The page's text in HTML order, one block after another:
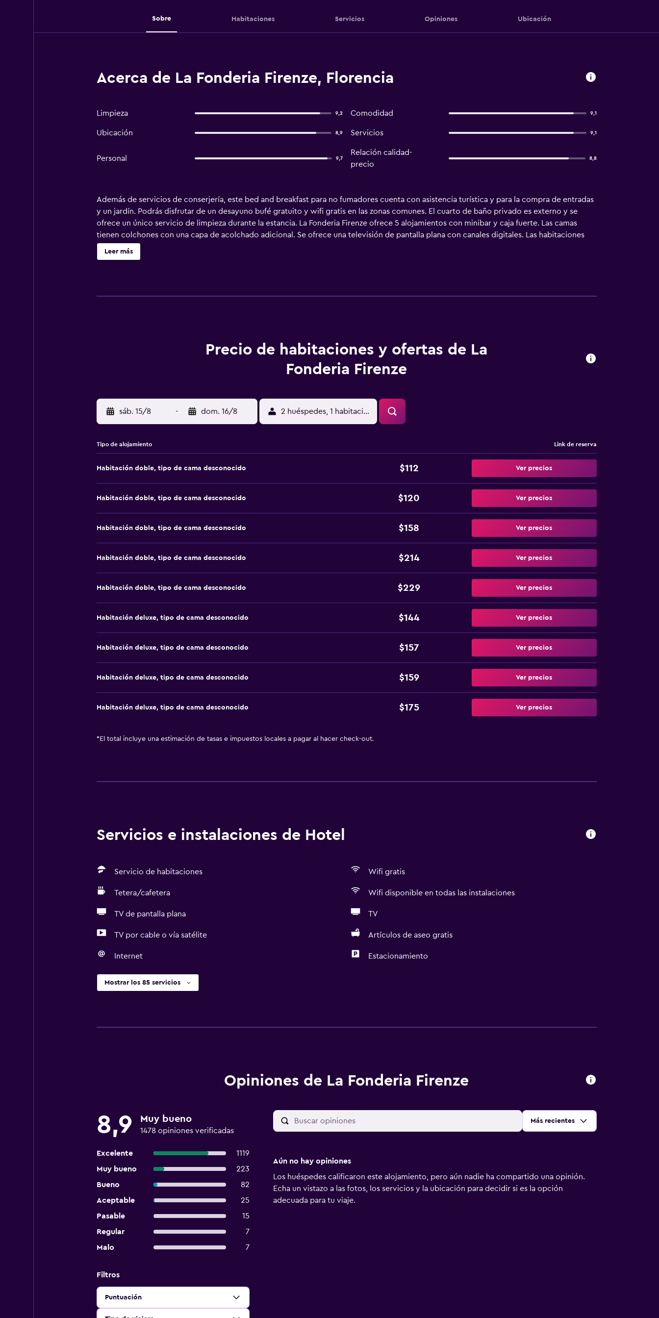
Sobre Habitaciones Servicios Opiniones Ubicación
Acerca de La Fonderia Firenze, Florencia
Limpieza 9,2 Comodidad 9,1
Ubicación 8,9 Servicios 9,1
Personal 9,7
Relación calidad-
precio
8,8
Además de servicios de conserjería, este bed and breakfast para no fumadores cuenta con asistencia turística y para la compra de entradas
y un jardín. Podrás disfrutar de un desayuno bufé gratuito y wifi gratis en las zonas comunes. El cuarto de baño privado es externo y se
ofrece un único servicio de limpieza durante la estancia. La Fonderia Firenze ofrece 5 alojamientos con minibar y caja fuerte. Las camas
tienen colchones con una capa de acolchado adicional. Se ofrece una televisión de pantalla plana con canales digitales. Las habitaciones
disponen de baño privado independiente. Los baños están equipados con ducha, bidé, artículos de higiene personal gratuitos y secador de
pelo. Los huéspedes pueden navegar por la web gracias a nuestro acceso a Internet wifi gratis. Se ofrece servicio de limpieza una vez por
Leer más
Precio de habitaciones y ofertas de La
Fonderia Firenze
sáb. 15/8 - dom. 16/8 2 huéspedes, 1 habitación
Tipo de alojamiento Link de reserva
Habitación doble, tipo de cama desconocido $112 Ver precios
Habitación doble, tipo de cama desconocido $120 Ver precios
Habitación doble, tipo de cama desconocido $158 Ver precios
Habitación doble, tipo de cama desconocido $214 Ver precios
Habitación doble, tipo de cama desconocido $229 Ver precios
Habitación deluxe, tipo de cama desconocido $144 Ver precios
Habitación deluxe, tipo de cama desconocido $157 Ver precios
Habitación deluxe, tipo de cama desconocido $159 Ver precios
Habitación deluxe, tipo de cama desconocido $175 Ver precios
* El total incluye una estimación de tasas e impuestos locales a pagar al hacer check-out.
Servicios e instalaciones de Hotel
Servicio de habitaciones Wifi gratis
Tetera/cafetera Wifi disponible en todas las instalaciones
TV de pantalla plana TV
TV por cable o vía satélite Artículos de aseo gratis
Internet Estacionamiento
Mostrar los 85 servicios
Opiniones de La Fonderia Firenze
8,9 Muy bueno
1478 opiniones verificadas
Excelente
1119
Muy bueno
223
Bueno
82
Aceptable
25
Pasable
15
Regular
7
Malo
7
Ordenar por:
Más recientes
Filtros
Puntuación
Aún no hay opiniones
Los huéspedes calificaron este alojamiento, pero aún nadie ha compartido una opinión.
Echa un vistazo a las fotos, los servicios y la ubicación para decidir si es la opción
adecuada para tu viaje.